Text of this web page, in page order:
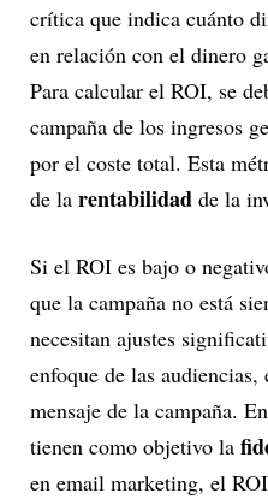
crítica que indica cuánto
en relación con el dinero
Para calcular el ROI, se
campaña de los ingresos
por el coste total. Esta
de la rentabilidad de la
Si el ROI es bajo o
que la campaña no está
necesitan ajustes
enfoque de las
mensaje de la campaña.
tienen como objetivo la
en email marketing, el